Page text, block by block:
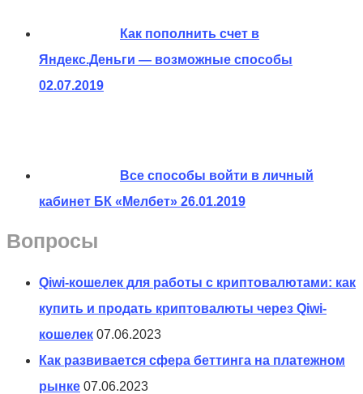
Как пополнить счет в
Яндекс.Деньги — возможные способы
02.07.2019
Все способы войти в личный
кабинет БК «Мелбет» 26.01.2019
Вопросы
Qiwi-кошелек для работы с криптовалютами: как
купить и продать криптовалюты через Qiwi-
кошелек 07.06.2023
Как развивается сфера беттинга на платежном
рынке 07.06.2023